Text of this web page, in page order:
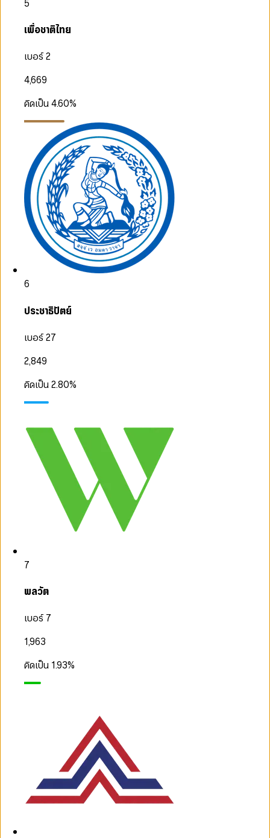
5
เพื่อชาติไทย
เบอร์ 2
4,669
คิดเป็น4.60%
6
ประชาธิปัตย์
เบอร์ 27
2,849
คิดเป็น2.80%
7
พลวัต
เบอร์ 7
1,963
คิดเป็น 1.93%